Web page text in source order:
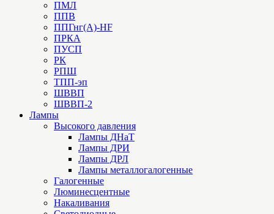
ПМЛ
ППВ
ППГнг(А)-HF
ПРКА
ПУСП
РК
РПШ
ТПП-эп
ШВВП
ШВВП-2
Лампы
Высокого давления
Лампы ДНаТ
Лампы ДРИ
Лампы ДРЛ
Лампы металлогалогенные
Галогенные
Люминесцентные
Накаливания